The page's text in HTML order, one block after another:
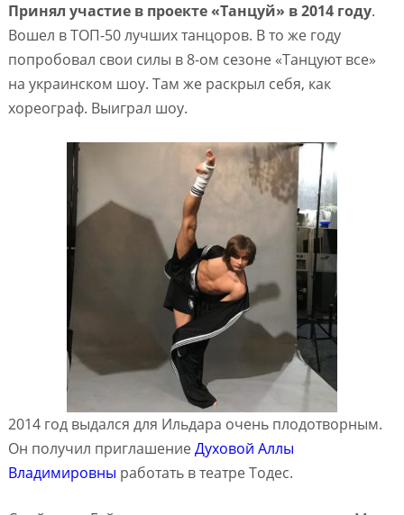
Принял участие в проекте «Танцуй» в 2014 году.
Вошел в ТОП-50 лучших танцоров. В то же году
попробовал свои силы в 8-ом сезоне «Танцуют все»
на украинском шоу. Там же раскрыл себя, как
хореограф. Выиграл шоу.
2014 год выдался для Ильдара очень плодотворным.
Он получил приглашениеДуховой Аллы
Владимировны работать в театре Тодес.